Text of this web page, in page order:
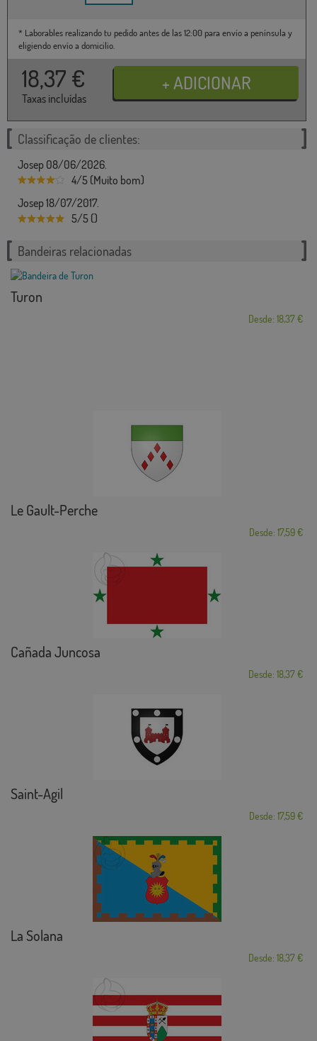
* Laborables realizando tu pedido antes de las 12:00 para envío a península y
eligiendo envío a domicilio.
18,37 €
Taxas incluídas
Classificação de clientes:
Josep 08/06/2026.
4/5 (Muito bom)
Josep 18/07/2017.
5/5 ()
Bandeiras relacionadas
Turon
Desde: 18,37 €
Le Gault-Perche
Desde: 17,59 €
Cañada Juncosa
Desde: 18,37 €
Saint-Agil
Desde: 17,59 €
La Solana
Desde: 18,37 €